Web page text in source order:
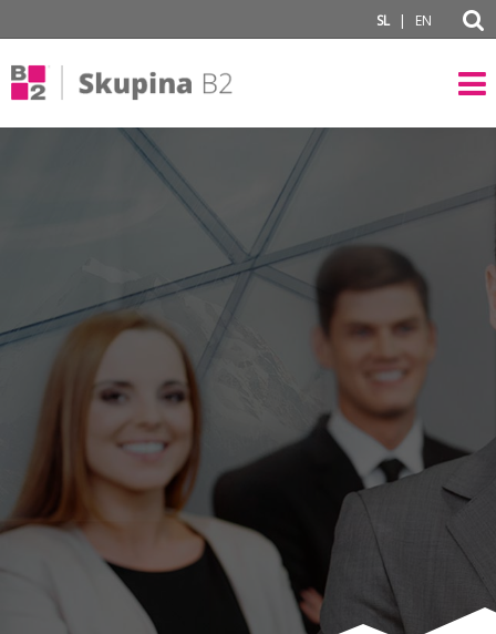
SL | EN